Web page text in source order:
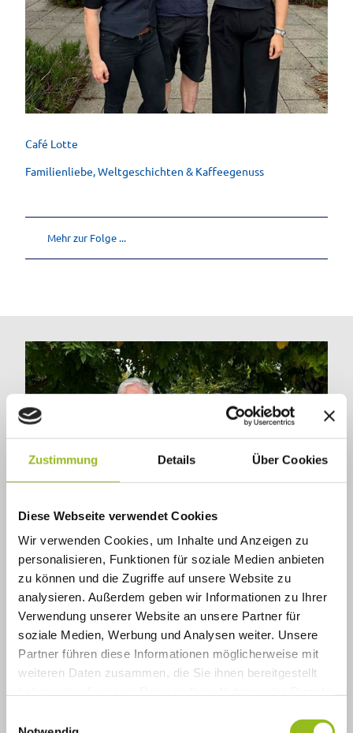
Zustimmung Details Über Cookies
Diese Webseite verwendet Cookies
Wir verwenden Cookies, um Inhalte und Anzeigen zu
personalisieren, Funktionen für soziale Medien anbieten
zu können und die Zugriffe auf unsere Website zu
analysieren. Außerdem geben wir Informationen zu Ihrer
Verwendung unserer Website an unsere Partner für
soziale Medien, Werbung und Analysen weiter. Unsere
Partner führen diese Informationen möglicherweise mit
weiteren Daten zusammen, die Sie ihnen bereitgestellt
Die drei Geschwister Tomschiczek vom Café Lotte Bad Aibling
Café Lotte
Familienliebe, Weltgeschichten & Kaffeegenuss
Mehr zur Folge ...
Ulli Nowak und Fritz Schadeck vom AMC Bad Aibling
Benzin im Blut
Ulli Nowak & Fritz Schadeck über Oldtimer, Rallyes und
Leidenschaft